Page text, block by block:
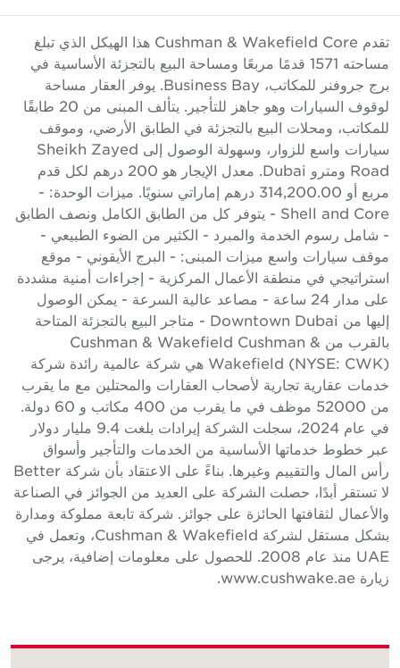
تقدم Cushman & Wakefield Core هذا الهيكل الذي تبلغ
مساحته 1571 قدمًا مربعًا ومساحة البيع بالتجزئة الأساسية في
برج جروفنر للمكاتب، Business Bay. يوفر العقار مساحة
لوقوف السيارات وهو جاهز للتأجير. يتألف المبنى من 20 طابقًا
للمكاتب، ومحلات البيع بالتجزئة في الطابق الأرضي، وموقف
سيارات واسع للزوار، وسهولة الوصول إلى Sheikh Zayed
Road ومترو Dubai. معدل الإيجار هو 200 درهم لكل قدم
مربع أو 314,200.00 درهم إماراتي سنويًا. ميزات الوحدة: -
Shell and Core - يتوفر كل من الطابق الكامل ونصف الطابق
- شامل رسوم الخدمة والمبرد - الكثير من الضوء الطبيعي -
موقف سيارات واسع ميزات المبنى: - البرج الأيقوني - موقع
استراتيجي في منطقة الأعمال المركزية - إجراءات أمنية مشددة
على مدار 24 ساعة - مصاعد عالية السرعة - يمكن الوصول
إليها من Downtown Dubai - متاجر البيع بالتجزئة المتاحة
بالقرب من Cushman & Wakefield Cushman &
Wakefield (NYSE: CWK) هي شركة عالمية رائدة شركة
خدمات عقارية تجارية لأصحاب العقارات والمحتلين مع ما يقرب
من 52000 موظف في ما يقرب من 400 مكاتب و 60 دولة.
في عام 2024، سجلت الشركة إيرادات بلغت 9.4 مليار دولار
عبر خطوط خدماتها الأساسية من الخدمات والتأجير وأسواق
رأس المال والتقييم وغيرها. بناءً على الاعتقاد بأن شركة Better
لا تستقر أبدًا، حصلت الشركة على العديد من الجوائز في الصناعة
والأعمال لثقافتها الحائزة على جوائز. شركة تابعة مملوكة ومدارة
بشكل مستقل لشركة Cushman & Wakefield، وتعمل في
UAE منذ عام 2008. للحصول على معلومات إضافية، يرجى
زيارة www.cushwake.ae.